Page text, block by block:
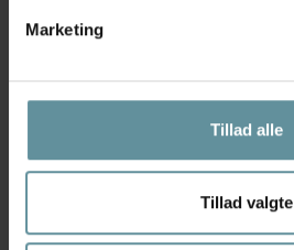
Marketing
Tillad alle
Tillad valgte
BOW - Sort...